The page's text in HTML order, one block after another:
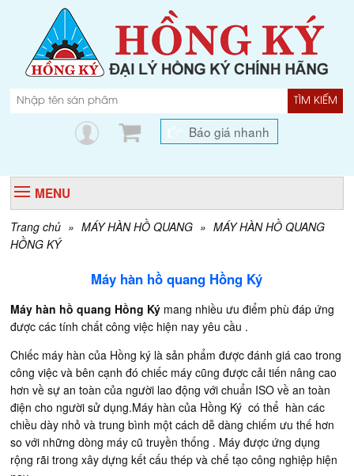
TÌM KIẾM
Báo giá nhanh
MENU
Trang chủ » MÁY HÀN HỒ QUANG » MÁY HÀN HỒ QUANG
HỒNG KÝ
Máy hàn hồ quang Hồng Ký
Máy hàn hồ quang Hồng Ký mang nhiều ưu điểm phù đáp ứng
được các tính chất công việc hiện nay yêu cầu .
Chiếc máy hàn của Hồng ký là sản phẩm được đánh giá cao trong
công việc và bên cạnh đó chiếc máy cũng được cải tiến nâng cao
hơn về sự an toàn của người lao động với chuẩn ISO về an toàn
điện cho người sử dụng.Máy hàn của Hồng Ký có thể hàn các
chiều dày nhỏ và trung bình một cách dễ dàng chiếm ưu thế hơn
so với những dòng máy cũ truyền thống . Máy được ứng dụng
rộng rãi trong xây dựng kết cấu thép và chế tạo công nghiệp hiện